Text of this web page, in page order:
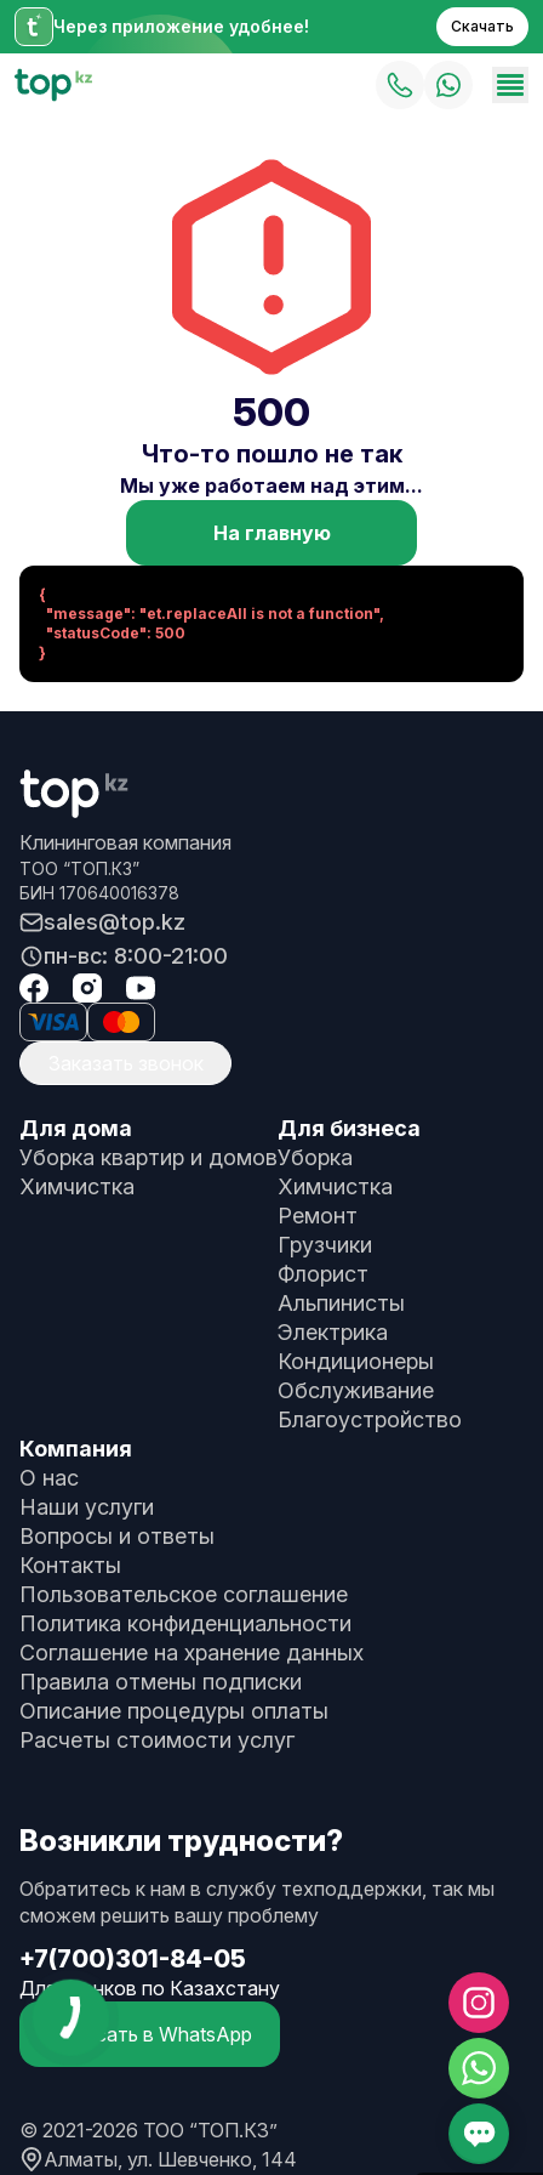
Через приложение удобнее! Скачать
500
Что-то пошло не так
Мы уже работаем над этим...
На главную
{
}
Клининговая компания
ТОО “ТОП.КЗ”
БИН 170640016378
sales@top.kz
пн-вс: 8:00-21:00
Для дома
Уборка квартир и домов
Химчистка
Для бизнеса
Уборка
Химчистка
Ремонт
Грузчики
Флорист
Альпинисты
Электрика
Кондиционеры
Обслуживание
Благоустройство
Компания
О нас
Наши услуги
Вопросы и ответы
Контакты
Пользовательское соглашение
Политика конфиденциальности
Соглашение на хранение данных
Правила отмены подписки
Описание процедуры оплаты
Расчеты стоимости услуг
Возникли трудности?
Обратитесь к нам в службу техподдержки, так мы
сможем решить вашу проблему
+7(700)301-84-05
Для звонков по Казахстану
Написать в WhatsApp
© 2021-2026 ТОО “ТОП.КЗ”
Алматы, ул. Шевченко, 144